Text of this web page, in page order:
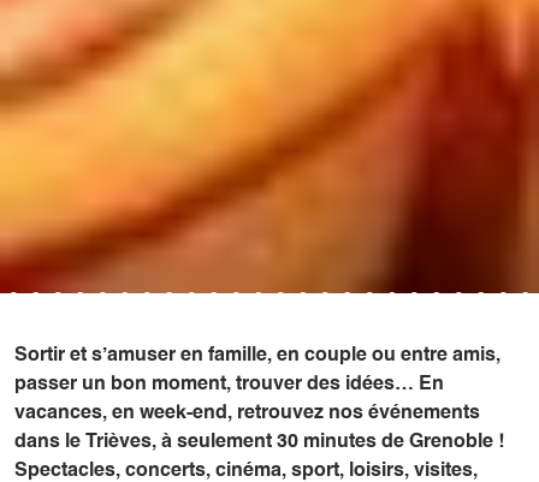
Sortir et s’amuser en famille, en couple ou entre amis,
passer un bon moment, trouver des idées… En
vacances, en week-end, retrouvez nos événements
dans le Trièves, à seulement 30 minutes de Grenoble !
Spectacles, concerts, cinéma, sport, loisirs, visites,